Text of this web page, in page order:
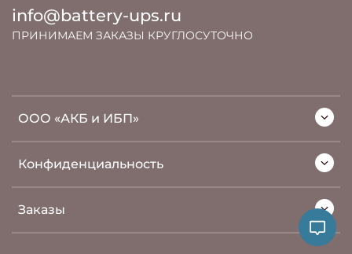
ООО «АКБ и ИБП»
Конфиденциальность
Заказы
info@battery-ups.ru
ПРИНИМАЕМ ЗАКАЗЫ КРУГЛОСУТОЧНО